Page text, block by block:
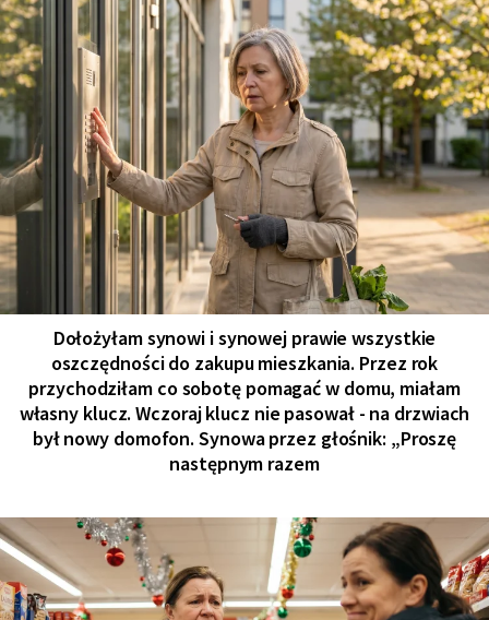
Dołożyłam synowi i synowej prawie wszystkie
oszczędności do zakupu mieszkania. Przez rok
przychodziłam co sobotę pomagać w domu, miałam
własny klucz. Wczoraj klucz nie pasował - na drzwiach
był nowy domofon. Synowa przez głośnik: „Proszę
następnym razem